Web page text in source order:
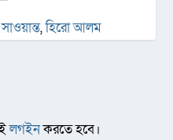
,হিরো আলম
লগইনকরতে হবে।